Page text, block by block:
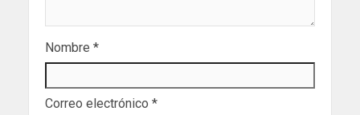
Nombre *
Correo electrónico *